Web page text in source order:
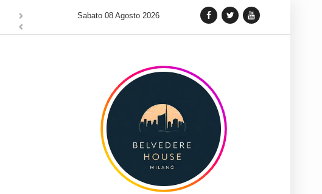
Tag Heuer lancia una variante Limited Edition del Carrera Chronograph in
Sabato 08 Agosto 2026